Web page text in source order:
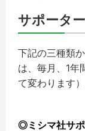
サポータ
下記の三種類
は、毎月、1年
て変わります）
◎ミシマ社サ